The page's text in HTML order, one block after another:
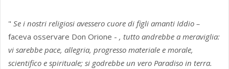
" Se i nostri religiosi avessero cuore di figli amanti Iddio –
faceva osservare Don Orione - , tutto andrebbe a meraviglia:
vi sarebbe pace, allegria, progresso materiale e morale,
scientifico e spirituale; si godrebbe un vero Paradiso in terra.